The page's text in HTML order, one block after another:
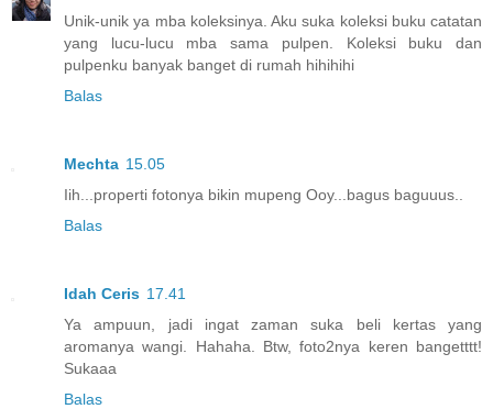
Unik-unik ya mba koleksinya. Aku suka koleksi buku catatan
yang lucu-lucu mba sama pulpen. Koleksi buku dan
pulpenku banyak banget di rumah hihihihi
Balas
Mechta 15.05
Iih...properti fotonya bikin mupeng Ooy...bagus baguuus..
Balas
Idah Ceris 17.41
Ya ampuun, jadi ingat zaman suka beli kertas yang
aromanya wangi. Hahaha. Btw, foto2nya keren bangetttt!
Sukaaa
Balas